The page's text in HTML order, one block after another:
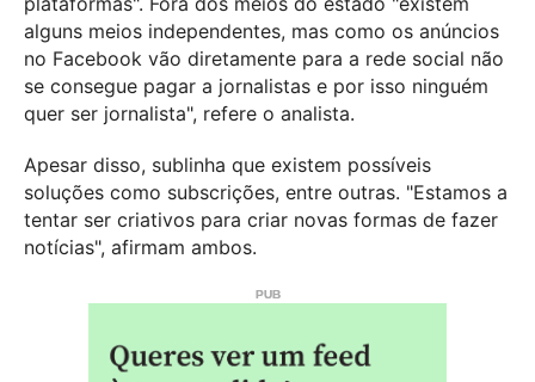
alguns meios independentes, mas como os anúncios
no Facebook vão diretamente para a rede social não
se consegue pagar a jornalistas e por isso ninguém
quer ser jornalista", refere o analista.
Apesar disso, sublinha que existem possíveis
soluções como subscrições, entre outras. "Estamos a
tentar ser criativos para criar novas formas de fazer
notícias", afirmam ambos.